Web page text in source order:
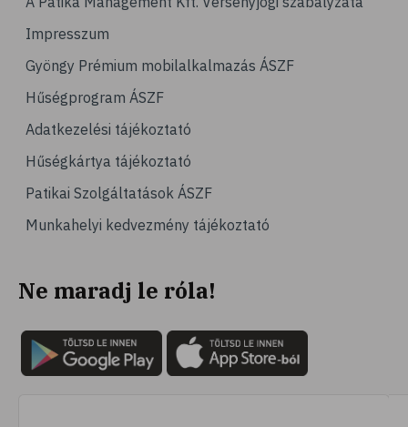
# gyerek
# erőszak
# agresszió
# intelligencia
# hányinger
# túlsúly
# szabadidő
# lelki egyensúly
Impresszum
Gyöngy Prémium mobilalkalmazás ÁSZF
Hűségprogram ÁSZF
Adatkezelési tájékoztató
Hűségkártya tájékoztató
Patikai Szolgáltatások ÁSZF
Munkahelyi kedvezmény tájékoztató
Ne maradj le róla!